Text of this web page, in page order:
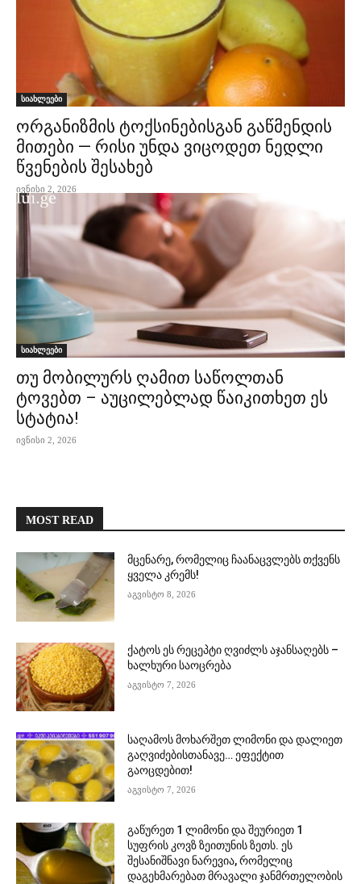
სიახლეები
ორგანიზმის ტოქსინებისგან გაწმენდის
მითები — რისი უნდა ვიცოდეთ ნედლი
წვენების შესახებ
ივნისი 2, 2026
სიახლეები
თუ მობილურს ღამით საწოლთან
ტოვებთ – აუცილებლად წაიკითხეთ ეს
სტატია!
ივნისი 2, 2026
MOST READ
მცენარე, რომელიც ჩაანაცვლებს თქვენს
ყველა კრემს!
აგვისტო 8, 2026
ქატოს ეს რეცეპტი ღვიძლს აჯანსაღებს –
ხალხური საოცრება
აგვისტო 7, 2026
საღამოს მოხარშეთ ლიმონი და დალიეთ
გაღვიძებისთანავე… ეფექტით
გაოცდებით!
აგვისტო 7, 2026
გაწურეთ 1 ლიმონი და შეურიეთ 1
სუფრის კოვზ ზეითუნის ზეთს. ეს
შესანიშნავი ნარევია, რომელიც
დაგეხმარებათ მრავალი ჯანმრთელობის